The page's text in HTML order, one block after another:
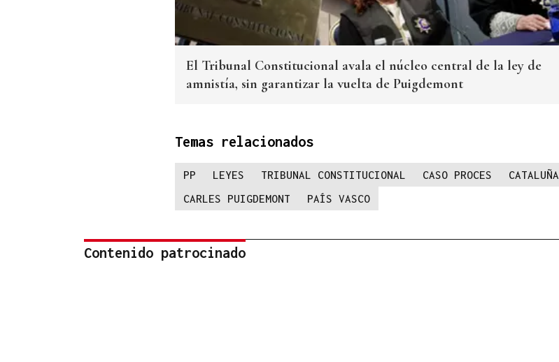
El Tribunal Constitucional avala el núcleo central de la ley de
amnistía, sin garantizar la vuelta de Puigdemont
Temas relacionados
PP LEYES TRIBUNAL CONSTITUCIONAL CASO PROCES
CATALUÑA
CARLES PUIGDEMONT
PAÍS VASCO
Contenido patrocinado